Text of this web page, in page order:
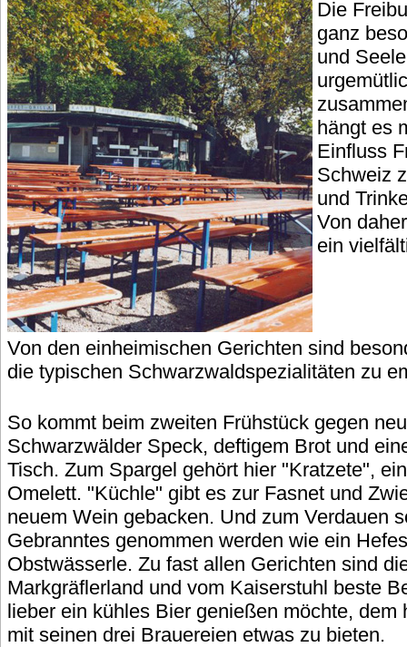
Die
ganz
und
hängt es
Einfluss
Schweiz
und
Von
ein
Von den einheimischen Gerichten sind
die typischen Schwarzwaldspezialitäten zu
So kommt beim zweiten Frühstück gegen
Schwarzwälder Speck, deftigem Brot und
Tisch. Zum Spargel gehört hier "Kratzete",
Omelett. "Küchle" gibt es zur Fasnet und
neuem Wein gebacken. Und zum Verdauen
Gebranntes genommen werden wie ein
Obstwässerle. Zu fast allen Gerichten sind
Markgräflerland und vom Kaiserstuhl beste
lieber ein kühles Bier genießen möchte, dem
mit seinen drei Brauereien etwas zu bieten.